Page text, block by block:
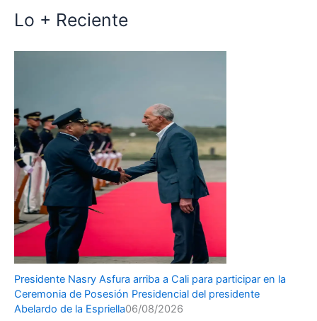
Lo + Reciente
Presidente Nasry Asfura arriba a Cali para participar en la
Ceremonia de Posesión Presidencial del presidente
Abelardo de la Espriella06/08/2026